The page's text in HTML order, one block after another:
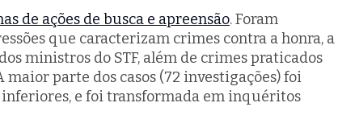
de ações de busca e apreensão. Foram
que caracterizam crimes contra a honra, a
ministros do STF, além de crimes praticados
maior parte dos casos (72 investigações) foi
inferiores, e foi transformada em inquéritos